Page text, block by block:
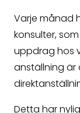
Varje månad
konsulter,
uppdrag hos
anställning är
Detta har